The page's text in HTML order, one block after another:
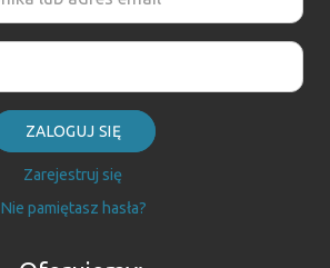
ZALOGUJ SIĘ
Zarejestruj się
Nie pamiętasz hasła?